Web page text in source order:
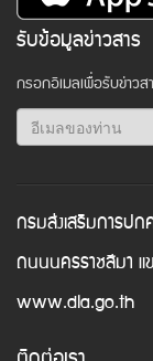
รับข้อมูลข่าวสาร
กรอกอีเมลเพื่อรับข่าวส
กรมส่งเสริมการป
ถนนนครราชสีมา
www.dla.go.th